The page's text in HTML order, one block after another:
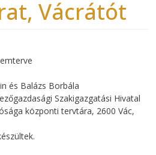
Vácrátót
és Balázs Borbála
Szakigazgatási Hivatal
központi tervtára, 2600 Vác,